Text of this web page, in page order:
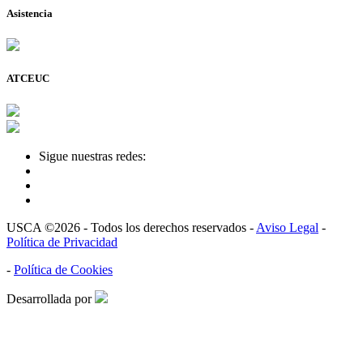
Asistencia
ATCEUC
Sigue nuestras redes:
USCA ©2026 - Todos los derechos reservados - Aviso Legal -
Política de Privacidad
- Política de Cookies
Desarrollada por